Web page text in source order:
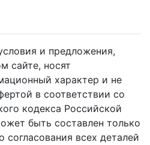
и предложения,
сайте, носят
характер и не
в соответствии со
кодекса Российской
быть составлен только
согласования всех деталей